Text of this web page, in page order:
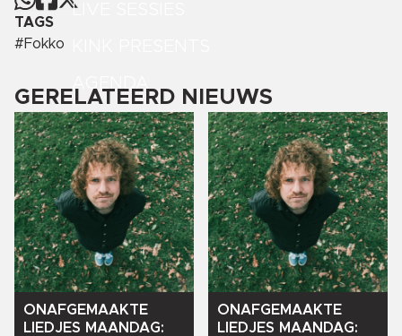
LIVE SESSIES
TAGS
#Fokko
GERELATEERD NIEUWS
ONAFGEMAAKTE
LIEDJES MAANDAG:
ONAFGEMAAKTE
LIEDJES MAANDAG: